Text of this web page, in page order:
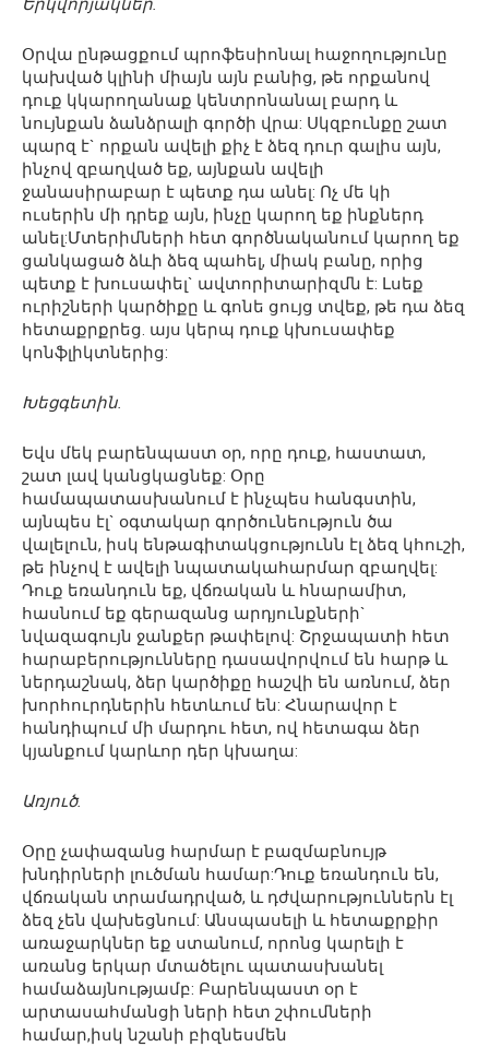
Երկվորյակներ.
Օրվա ընթացքում պրոֆեսիոնալ հաջողությունը
կախված կլինի միայն այն բանից, թե որքանով
դուք կկարողանաք կենտրոնանալ բարդ և
նույնքան ձանձրալի գործի վրա: Սկզբունքը շատ
պարզ է` որքան ավելի քիչ է ձեզ դուր գալիս այն,
ինչով զբաղված եք, այնքան ավելի
ջանասիրաբար է պետք դա անել: Ոչ մե կի
ուսերին մի դրեք այն, ինչը կարող եք ինքներդ
անել:Մտերիմների հետ գործնականում կարող եք
ցանկացած ձևի ձեզ պահել, միակ բանը, որից
պետք է խուսափել` ավտորիտարիզմն է: Լսեք
ուրիշների կարծիքը և գոնե ցույց տվեք, թե դա ձեզ
հետաքրքրեց. այս կերպ դուք կխուսափեք
կոնֆլիկտներից:
Խեցգետին.
Եվս մեկ բարենպաստ օր, որը դուք, հաստատ,
շատ լավ կանցկացնեք: Օրը
համապատասխանում է ինչպես հանգստին,
այնպես էլ` օգտակար գործունեություն ծա
վալելուն, իսկ ենթագիտակցությունն էլ ձեզ կհուշի,
թե ինչով է ավելի նպատակահարմար զբաղվել:
Դուք եռանդուն եք, վճռական և հնարամիտ,
հասնում եք գերազանց արդյունքների`
նվազագույն ջանքեր թափելով: Շրջապատի հետ
հարաբերությունները դասավորվում են հարթ և
ներդաշնակ, ձեր կարծիքը հաշվի են առնում, ձեր
խորհուրդներին հետևում են: Հնարավոր է
հանդիպում մի մարդու հետ, ով հետագա ձեր
կյանքում կարևոր դեր կխաղա:
Առյուծ.
Օրը չափազանց հարմար է բազմաբնույթ
խնդիրների լուծման համար:Դուք եռանդուն են,
վճռական տրամադրված, և դժվարություններն էլ
ձեզ չեն վախեցնում: Անսպասելի և հետաքրքիր
առաջարկներ եք ստանում, որոնց կարելի է
առանց երկար մտածելու պատասխանել
համաձայնությամբ: Բարենպաստ օր է
արտասահմանցի ների հետ շփումների
համար,իսկ նշանի բիզնեսմեն